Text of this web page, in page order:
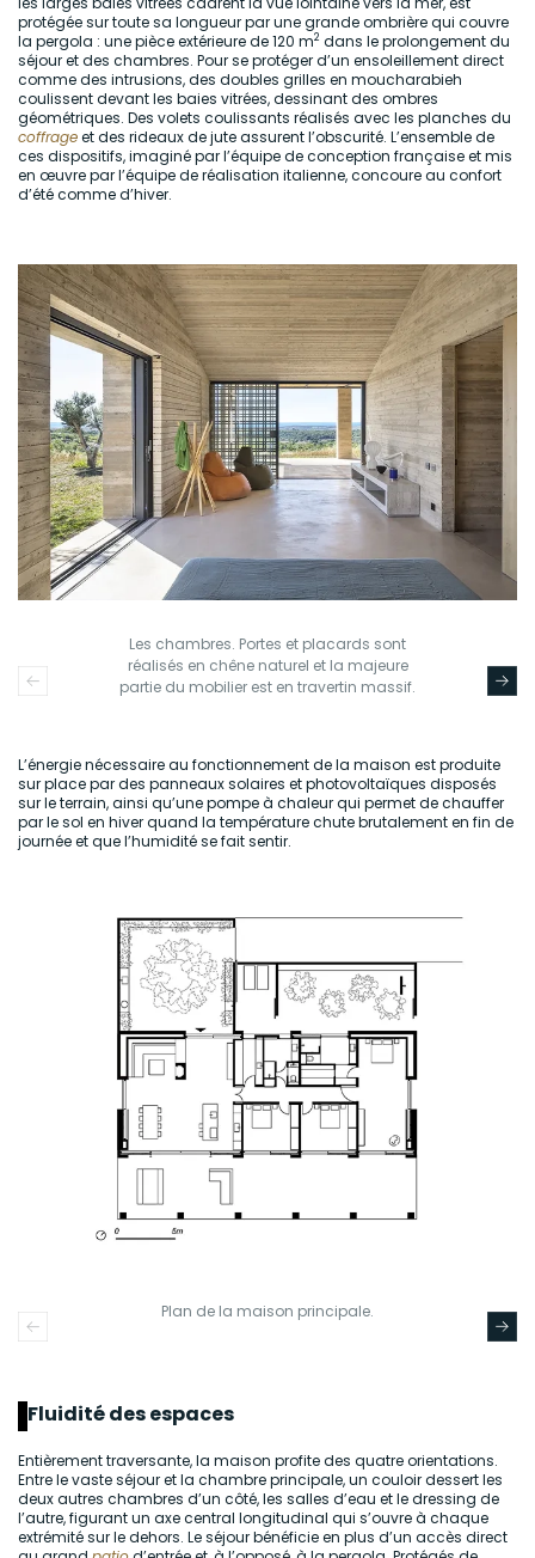
protégée sur toute sa longueur par une grande ombrière qui couvre
la pergola : une pièce extérieure de 120 m2 dans le prolongement du
séjour et des chambres. Pour se protéger d’un ensoleillement direct
comme des intrusions, des doubles grilles en moucharabieh
coulissent devant les baies vitrées, dessinant des ombres
géométriques. Des volets coulissants réalisés avec les planches du
coffrageet des rideaux de jute assurent l’obscurité. L’ensemble de
ces dispositifs, imaginé par l’équipe de conception française et mis
en œuvre par l’équipe de réalisation italienne, concoure au confort
d’été comme d’hiver.
Les chambres. Portes et placards sont
réalisés en chêne naturel et la majeure
partie du mobilier est en travertin massif.
L’énergie nécessaire au fonctionnement de la maison est produite
sur place par des panneaux solaires et photovoltaïques disposés
sur le terrain, ainsi qu’une pompe à chaleur qui permet de chauffer
par le sol en hiver quand la température chute brutalement en fin de
journée et que l’humidité se fait sentir.
Plan de la maison principale.
Fluidité des espaces
Entièrement traversante, la maison profite des quatre orientations.
Entre le vaste séjour et la chambre principale, un couloir dessert les
deux autres chambres d’un côté, les salles d’eau et le dressing de
l’autre, figurant un axe central longitudinal qui s’ouvre à chaque
extrémité sur le dehors. Le séjour bénéficie en plus d’un accès direct